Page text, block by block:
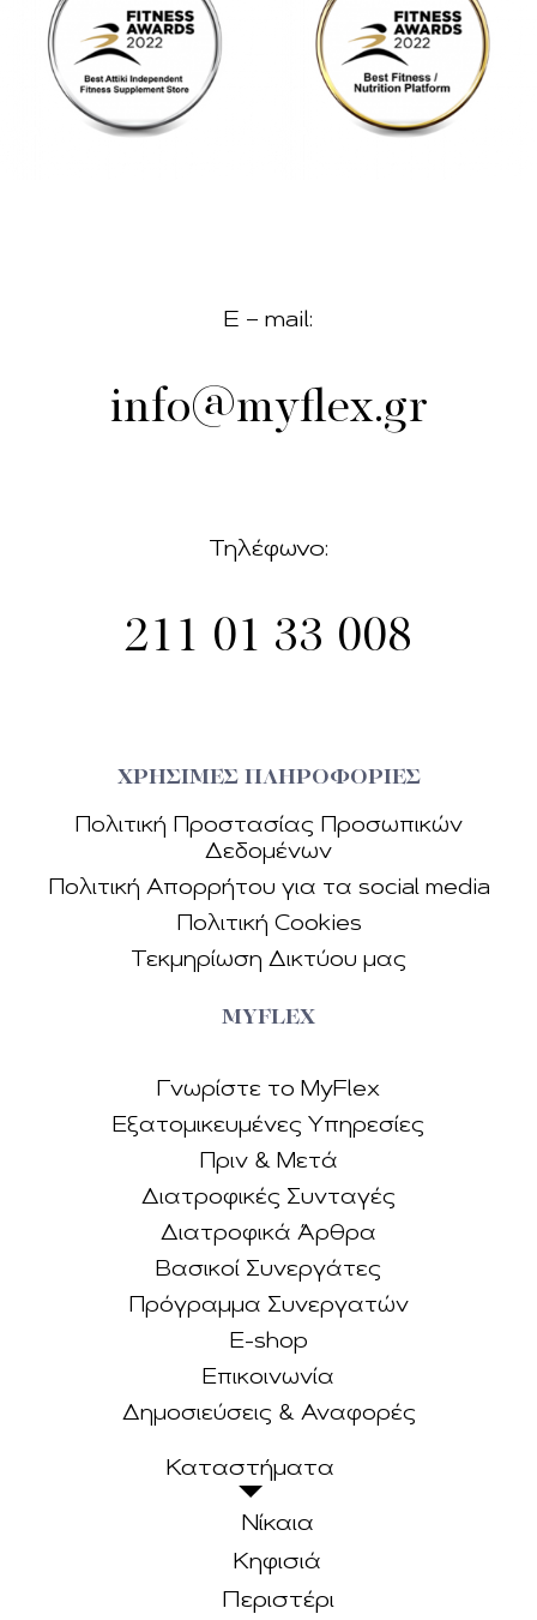
E – mail:
info@myflex.gr
Τηλέφωνο:
211 01 33 008
ΧΡΗΣΙΜΕΣ ΠΛΗΡΟΦΟΡΙΕΣ
Πολιτική Προστασίας Προσωπικών
Δεδοµένων
Πολιτική Απορρήτου για τα social media
Πολιτική Cookies
Τεκµηρίωση Δικτύου µας
MYFLEX
Γνωρίστε το MyFlex
Εξατομικευμένες Υπηρεσίες
Πριν & Μετά
Διατροφικές Συνταγές
Διατροφικά Άρθρα
Βασικοί Συνεργάτες
Πρόγραμμα Συνεργατών
E-shop
Επικοινωνία
Δημοσιεύσεις & Αναφορές
Καταστήματα
Νίκαια
Κηφισιά
Περιστέρι